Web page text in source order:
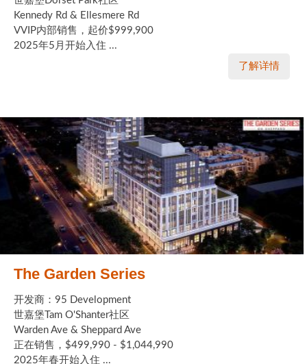
Kennedy Rd & Ellesmere Rd
VVIP内部销售，起价$999,900
2025年5月开始入住 ...
了解详情
The Garden Series
开发商：95 Development
世嘉堡Tam O'Shanter社区
Warden Ave & Sheppard Ave
正在销售，$499,990 - $1,044,990
2025年春开始入住 ...